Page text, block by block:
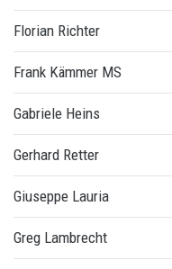
Florian Richter
Frank Kämmer MS
Gabriele Heins
Gerhard Retter
Giuseppe Lauria
Greg Lambrecht